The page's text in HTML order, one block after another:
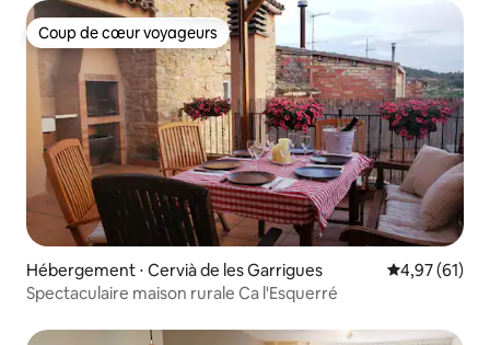
Coup de cœur voyageurs
Coup de cœur voyageurs
Hébergement ⋅ Cervià de les Garrigues Évaluation
4,97 (61)
Spectaculaire maison rurale Ca l'Esquerré